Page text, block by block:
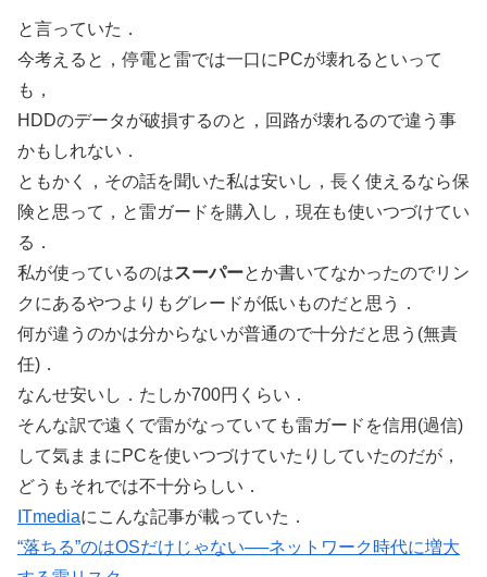
と言っていた．
今考えると，停電と雷では一口にPCが壊れるといって
も，
HDDのデータが破損するのと，回路が壊れるので違う事
かもしれない．
ともかく，その話を聞いた私は安いし，長く使えるなら保
険と思って，と雷ガードを購入し，現在も使いつづけてい
る．
私が使っているのはスーパーとか書いてなかったのでリン
クにあるやつよりもグレードが低いものだと思う．
何が違うのかは分からないが普通ので十分だと思う(無責
任)．
なんせ安いし．たしか700円くらい．
そんな訳で遠くで雷がなっていても雷ガードを信用(過信)
して気ままにPCを使いつづけていたりしていたのだが，
どうもそれでは不十分らしい．
ITmediaにこんな記事が載っていた．
“落ちる”のはOSだけじゃない──ネットワーク時代に増大